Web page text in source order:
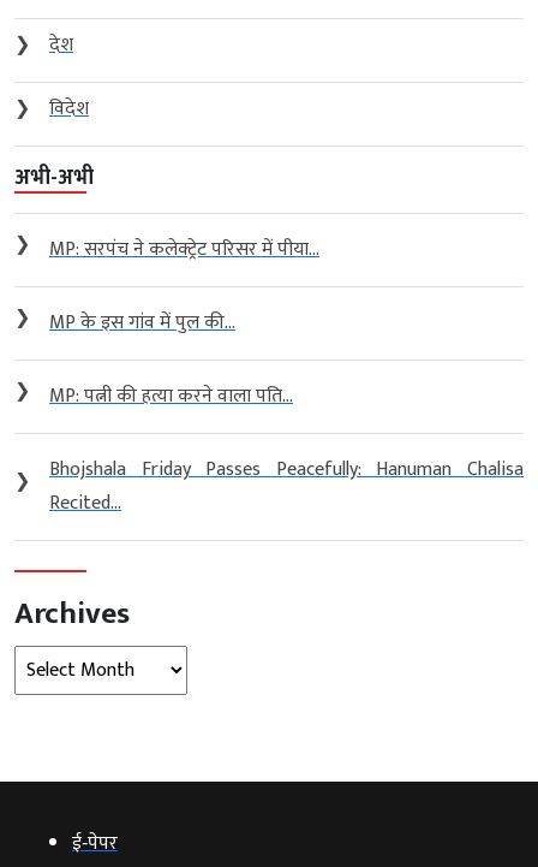
❯
देश
❯
विदेश
अभी-अभी
❯ MP: सरपंच ने कलेक्ट्रेट परिसर में पीया...
❯ MP के इस गांव में पुल की...
❯ MP: पत्नी की हत्या करने वाला पति...
❯
Bhojshala Friday Passes Peacefully: Hanuman Chalisa
Recited...
Archives
Archives
ई‑पेपर